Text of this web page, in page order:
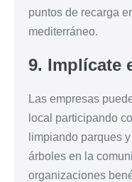
puntos de recarga
mediterráneo.
9. Implícate
Las empresas
local participando
limpiando parques
árboles en la
organizaciones